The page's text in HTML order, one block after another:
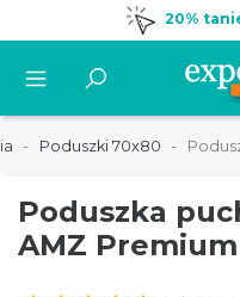
20%
Poduszki 70x80
Poduszka
AMZ